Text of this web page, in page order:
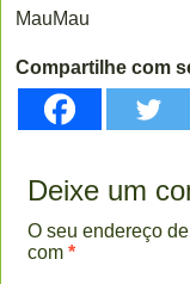
MauMau
Compartilhe com
Deixe um
O seu endereço
com *